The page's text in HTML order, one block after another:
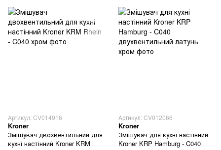
Артикул: CV014916
Kroner
Змішувач двохвентильний для
кухні настінний Kroner KRM
Артикул: CV012066
Kroner
Змішувач для кухні настінний
Kroner KRP Hamburg - C040